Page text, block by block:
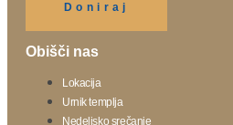
Doniraj
Obišči nas
Lokacija
Urnik templja
Nedeljsko srečanje